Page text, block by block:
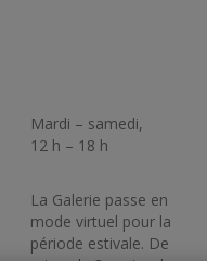
Mardi – samedi,
12 h – 18 h
La Galerie passe en
mode virtuel pour la
période estivale. De
retour le 3 septembre